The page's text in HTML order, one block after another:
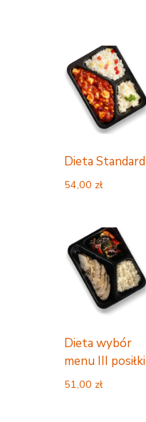
Dieta Standard
54,00 zł
Dieta wybór
menu III posiłki
51,00 zł